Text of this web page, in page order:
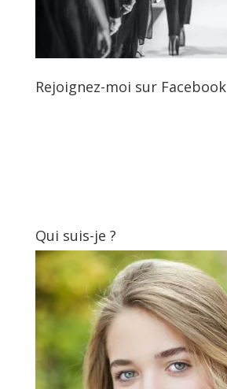
Rejoignez-moi sur Facebook
Qui suis-je ?